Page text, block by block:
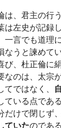
は、君主の行
は左史が記録
一言でも道理
なうと諫めて
び、杜正倫に
なのは、太宗
ではなく、
ている点であ
だけで閉じず、
ていたのである